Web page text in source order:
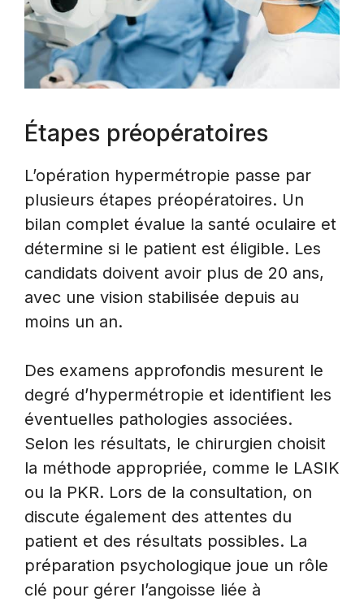
Étapes préopératoires
L’opération hypermétropie passe par
plusieurs étapes préopératoires. Un
bilan complet évalue la santé oculaire et
détermine si le patient est éligible. Les
candidats doivent avoir plus de 20 ans,
avec une vision stabilisée depuis au
moins un an.
Des examens approfondis mesurent le
degré d’hypermétropie et identifient les
éventuelles pathologies associées.
Selon les résultats, le chirurgien choisit
la méthode appropriée, comme le LASIK
ou la PKR. Lors de la consultation, on
discute également des attentes du
patient et des résultats possibles. La
préparation psychologique joue un rôle
clé pour gérer l’angoisse liée à